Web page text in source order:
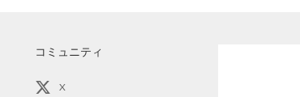
コミュニティ
X